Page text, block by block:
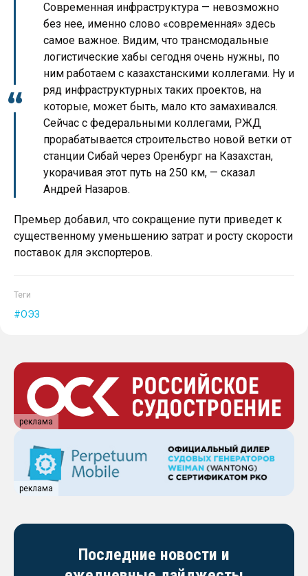
Современная инфраструктура — невозможно
без нее, именно слово «современная» здесь
самое важное. Видим, что трансмодальные
логистические хабы сегодня очень нужны, по
ним работаем с казахстанскими коллегами. Ну и
ряд инфраструктурных таких проектов, на
которые, может быть, мало кто замахивался.
Сейчас с федеральными коллегами, РЖД
прорабатывается строительство новой ветки от
станции Сибай через Оренбург на Казахстан,
укорачивая этот путь на 250 км, — сказал
Андрей Назаров.
Премьер добавил, что сокращение пути приведет к
существенному уменьшению затрат и росту скорости
поставок для экспортеров.
Теги
ОЭЗ
реклама
реклама
Последние новости и